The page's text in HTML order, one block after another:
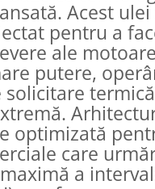
Acest
pentru a
ale
putere,
optimizată
care
a